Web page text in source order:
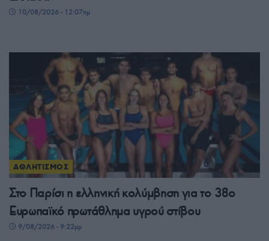
10/08/2026 - 12:07πμ
ΑΘΛΗΤΙΣΜΟΣ
Στο Παρίσι η ελληνική κολύμβηση για το 38ο
Ευρωπαϊκό πρωτάθλημα υγρού στίβου
9/08/2026 - 9:22μμ